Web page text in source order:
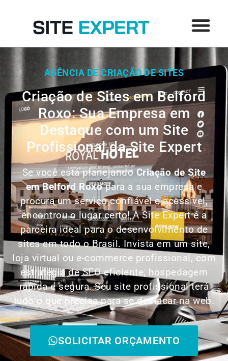
AGÊNCIA DE CRIAÇÃO DE SITES
Criação de Sites em Belford
Roxo: Sua Empresa em
Destaque com um Site
Profissional da Site Expert
Se você está planejandoCriação de Site
emBelford Roxopara a sua empresa e
procura um serviço confiável e acessível,
encontrou o lugar certo! A Site Expert é a
parceira ideal para o desenvolvimento de
sites em todo o Brasil. Invista em um site,
loja virtual ou e-commerce profissional, com
estratégia de SEO eficiente, hospedagem
rápida e segura. Seu site profissional terá
tudo o que precisa para se destacar na web.
SOLICITAR ORÇAMENTO